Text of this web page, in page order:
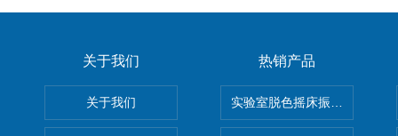
关于我们
关于我们
热销产品
实验室脱色摇床振荡器